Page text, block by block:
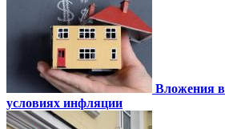
Вложения
условиях инфляции